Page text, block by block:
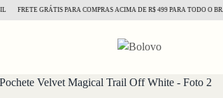
FRETE GRÁTIS PARA COMPRAS ACIMA DE R$ 499 PARA TODO O BRASIL